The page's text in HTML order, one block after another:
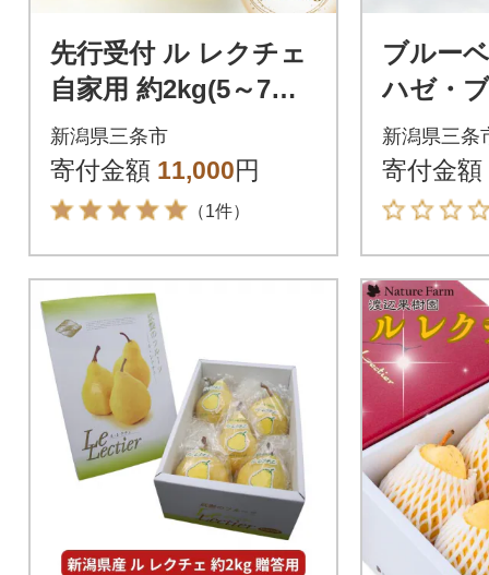
先行受付 ル レクチェ
自家用 約2kg(5～7個)
[小野里果樹園] 【010
S392】
新潟県三条市
寄付金額 11,000円
（1件）
ブルー
ハゼ・
ー無添
ット【
新潟県三条
寄付金額